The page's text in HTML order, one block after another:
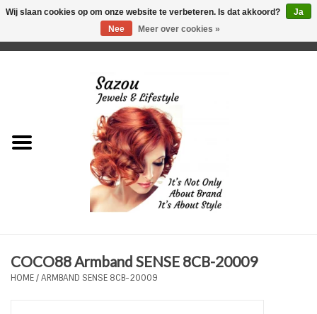
Just for Him
Plus Size Sieraden
COCO88 Armband SENSE 8CB-20009
HOME/ARMBAND SENSE 8CB-20009
Wij slaan cookies op om onze website te verbeteren. Is dat akkoord?
Ja
Nee
Meer over cookies »